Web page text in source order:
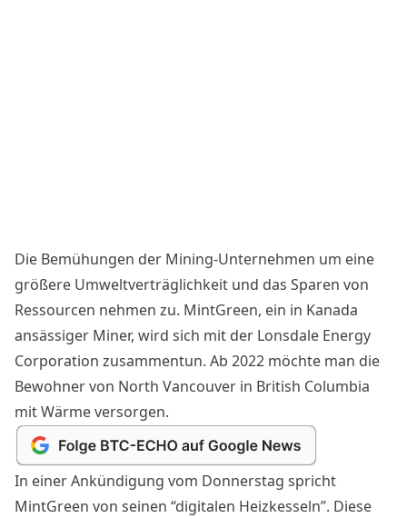
Die Bemühungen der Mining-Unternehmen um eine
größere Umweltverträglichkeit und das Sparen von
Ressourcen nehmen zu. MintGreen, ein in Kanada
ansässiger Miner, wird sich mit der Lonsdale Energy
Corporation zusammentun. Ab 2022 möchte man die
Bewohner von North Vancouver in British Columbia
mit Wärme versorgen.
In einerAnkündigung vom Donnerstag spricht
MintGreen von seinen “digitalen Heizkesseln”. Diese